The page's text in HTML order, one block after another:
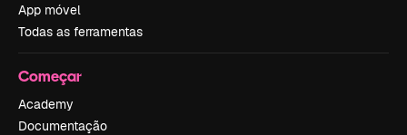
App móvel
Todas as ferramentas
Começar
Academy
Documentação